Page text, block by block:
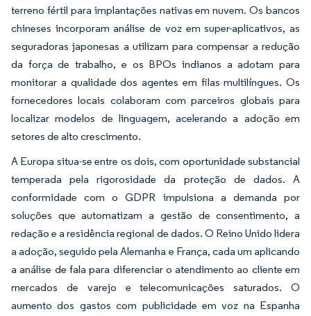
terreno fértil para implantações nativas em nuvem. Os bancos
chineses incorporam análise de voz em super-aplicativos, as
seguradoras japonesas a utilizam para compensar a redução
da força de trabalho, e os BPOs indianos a adotam para
monitorar a qualidade dos agentes em filas multilíngues. Os
fornecedores locais colaboram com parceiros globais para
localizar modelos de linguagem, acelerando a adoção em
setores de alto crescimento.
A Europa situa-se entre os dois, com oportunidade substancial
temperada pela rigorosidade da proteção de dados. A
conformidade com o GDPR impulsiona a demanda por
soluções que automatizam a gestão de consentimento, a
redação e a residência regional de dados. O Reino Unido lidera
a adoção, seguido pela Alemanha e França, cada um aplicando
a análise de fala para diferenciar o atendimento ao cliente em
mercados de varejo e telecomunicações saturados. O
aumento dos gastos com publicidade em voz na Espanha